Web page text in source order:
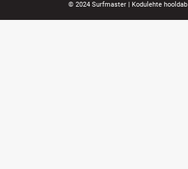
© 2024 Surfmaster | Kodulehte hooldab